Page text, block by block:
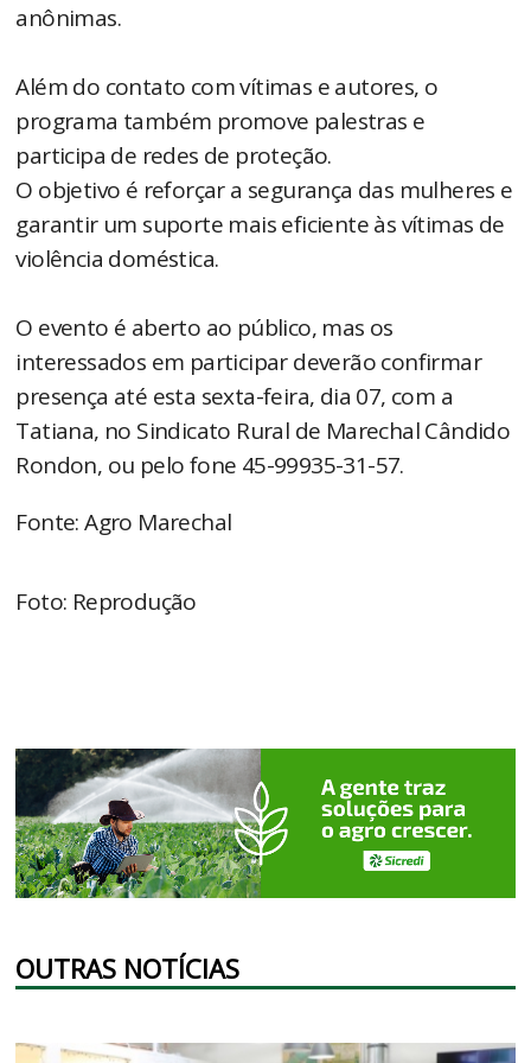
anônimas.
Além do contato com vítimas e autores, o
programa também promove palestras e
participa de redes de proteção.
O objetivo é reforçar a segurança das mulheres e
garantir um suporte mais eficiente às vítimas de
violência doméstica.
O evento é aberto ao público, mas os
interessados em participar deverão confirmar
presença até esta sexta-feira, dia 07, com a
Tatiana, no Sindicato Rural de Marechal Cândido
Rondon, ou pelo fone 45-99935-31-57.
Fonte: Agro Marechal
Foto: Reprodução
OUTRAS NOTÍCIAS